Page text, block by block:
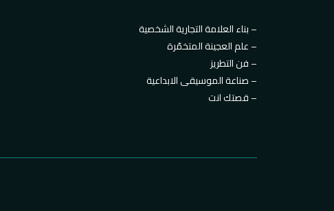
بناء العلامة التجارية الشخصية –
علم العجينة المتخمّرة –
فن التطريز –
صناعة الموسيقى الابداعية –
قصتك انت –